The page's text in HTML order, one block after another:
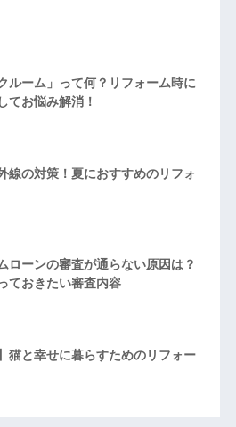
ルーム」って何？リフォーム時に
てお悩み解消！
線の対策！夏におすすめのリフォ
ローンの審査が通らない原因は？
ておきたい審査内容
猫と幸せに暮らすためのリフォー